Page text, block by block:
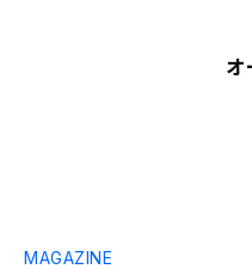
オ
MAGAZINE